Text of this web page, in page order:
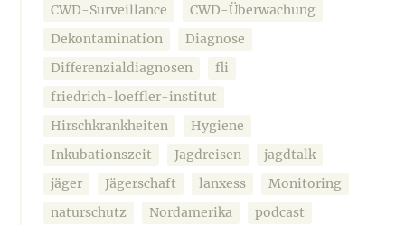
CWD-Surveillance
CWD-Überwachung
Dekontamination
Diagnose
Differenzialdiagnosen
fli
friedrich-loeffler-institut
Hirschkrankheiten
Hygiene
Inkubationszeit
Jagdreisen
jagdtalk
jäger
Jägerschaft lanxess
Monitoring
naturschutz
Nordamerika
podcast